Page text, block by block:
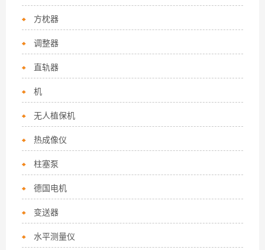
方枕器
调整器
直轨器
机
无人植保机
热成像仪
柱塞泵
德国电机
变送器
水平测量仪